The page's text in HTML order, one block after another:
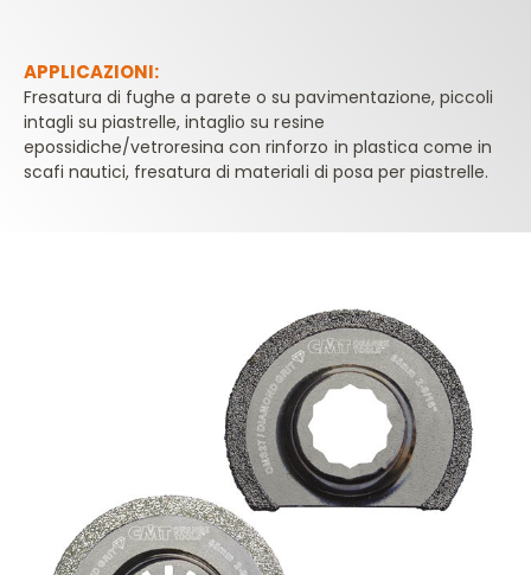
APPLICAZIONI:
Fresatura di fughe a parete o su pavimentazione, piccoli
intagli su piastrelle, intaglio su resine
epossidiche/vetroresina con rinforzo in plastica come in
scafi nautici, fresatura di materiali di posa per piastrelle.